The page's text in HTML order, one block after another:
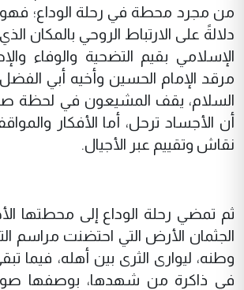
من مجرد محطة في رحلة الوداع؛
دلالةً على الارتباط الروحي بالمكان
الإسلامي بقيم التضحية والوفاء
مرقد الإمام الحسين وأخيه أبي
السلام، يقف المشيعون في لحظة
أن الأجساد ترحل، أما الأفكار
نقاش وتقييم عبر الأجيال.
ثم تمضي رحلة الوداع إلى محطتها
الجثمان الأرض التي احتضنت مراسم
وطنه، ليوارى الثرى بين أهله، فيما
في ذاكرة من شهدها، بوصفها